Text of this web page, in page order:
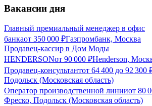
Вакансии дня
Главный премиальный менеджер в офис
банкаот 350 000 ₽Газпромбанк, Москва
Продавец-кассир в Дом Моды
HENDERSONот 90 000 ₽Henderson,
Продавец-консультантот 64 400 до 92 300
Подольск (Московская область)
Оператор производственной линииот 80
Фреско, Подольск (Московская область)